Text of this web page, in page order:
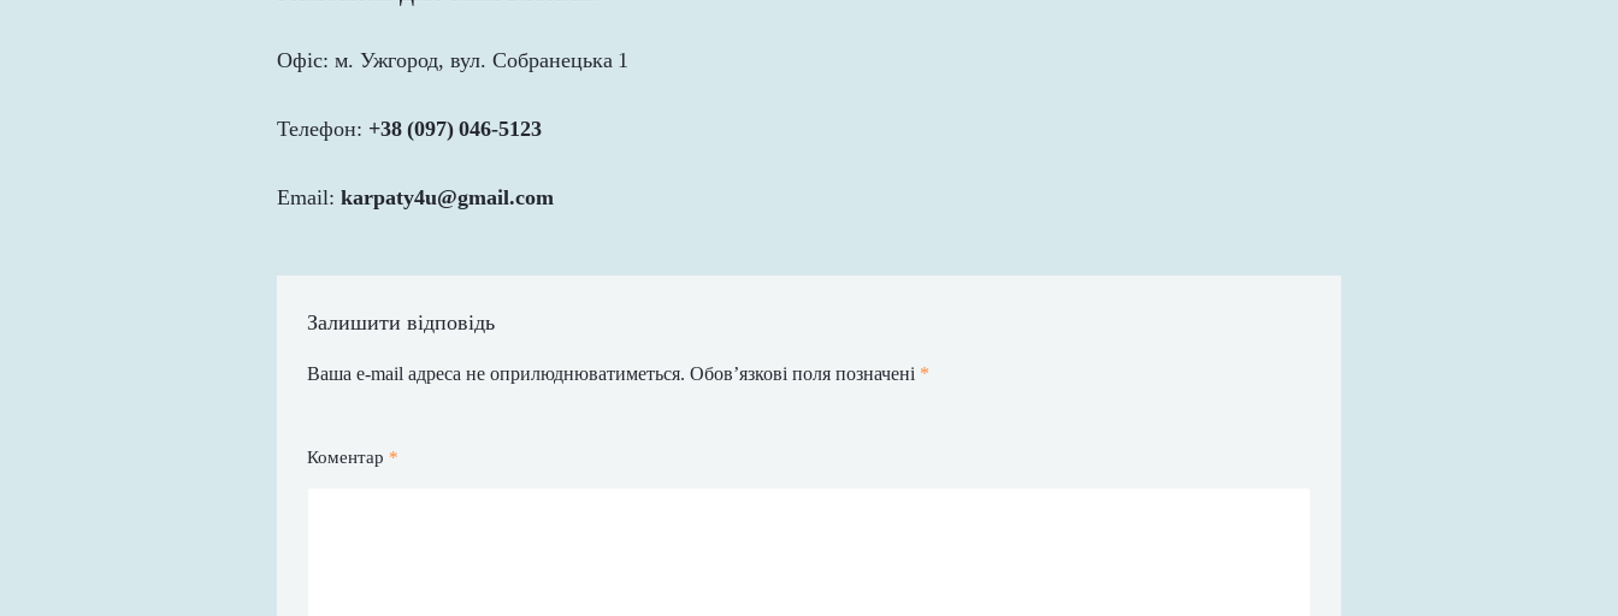
Офіс: м. Ужгород, вул. Собранецька 1
Телефон: +38 (097) 046‑5123
Email: karpaty4u@gmail.com
Залишити відповідь
Ваша e-mail адреса не оприлюднюватиметься. Обов’язкові поля позначені *
Коментар *